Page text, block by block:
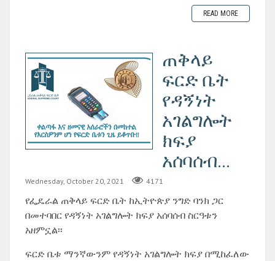
READ MORE
ጠቅላይ
ፍርድ ቤት
የዳኝነት
አገልግሎት
ክፍያ
አሰባሰብ...
Wednesday, October 20, 2021 4171
የፌዴራል ጠቅላይ ፍርድ ቤት ከኢትዮጵያ ንግድ ባንክ ጋር
በመተባበር የዳኝነት አገልግሎት ክፍያ አሰባሰብ ስርዓቱን
አዘምኗል፡፡
ፍርድ ቤቱ ማንኛውንም የዳኝነት አገልግሎት ክፍያ በሚከፈለው